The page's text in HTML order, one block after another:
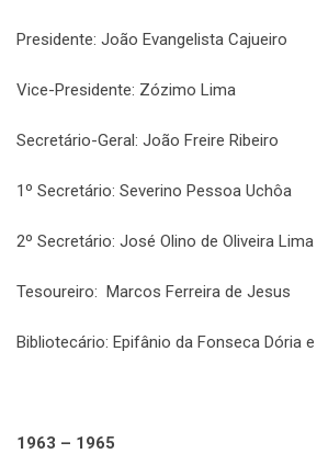
Presidente: João Evangelista Cajueiro
Vice-Presidente: Zózimo Lima
Secretário-Geral: João Freire Ribeiro
1º Secretário: Severino Pessoa Uchôa
2º Secretário: José Olino de Oliveira Lima
Tesoureiro: Marcos Ferreira de Jesus
Bibliotecário: Epifânio da Fonseca Dória
1963 – 1965